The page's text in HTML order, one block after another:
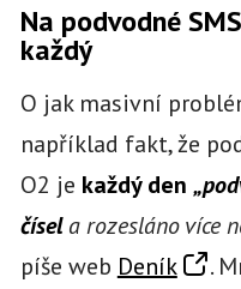
Na podvodné
každý
O jak masivní
například fakt, že
O2 je každý den
čísela rozesláno více
píše web Deník
.